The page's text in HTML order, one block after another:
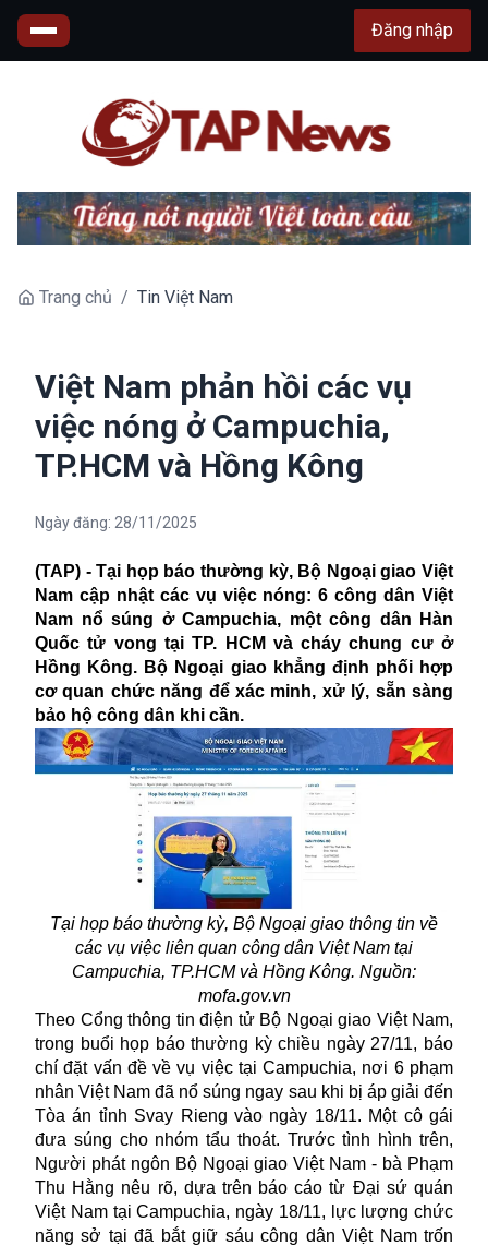
Đăng nhập
Trang chủ / Tin Việt Nam
Việt Nam phản hồi các vụ
việc nóng ở Campuchia,
TP.HCM và Hồng Kông
Ngày đăng: 28/11/2025
(TAP) - Tại họp báo thường kỳ, Bộ Ngoại giao Việt
Nam cập nhật các vụ việc nóng: 6 công dân Việt
Nam nổ súng ở Campuchia, một công dân Hàn
Quốc tử vong tại TP. HCM và cháy chung cư ở
Hồng Kông. Bộ Ngoại giao khẳng định phối hợp
cơ quan chức năng để xác minh, xử lý, sẵn sàng
bảo hộ công dân khi cần.
Tại họp báo thường kỳ, Bộ Ngoại giao thông tin về
các vụ việc liên quan công dân Việt Nam tại
Campuchia, TP.HCM và Hồng Kông. Nguồn:
mofa.gov.vn
Theo Cổng thông tin điện tử Bộ Ngoại giao Việt Nam,
trong buổi họp báo thường kỳ chiều ngày 27/11, báo
chí đặt vấn đề về vụ việc tại Campuchia, nơi 6 phạm
nhân Việt Nam đã nổ súng ngay sau khi bị áp giải đến
Tòa án tỉnh Svay Rieng vào ngày 18/11. Một cô gái
đưa súng cho nhóm tẩu thoát. Trước tình hình trên,
Người phát ngôn Bộ Ngoại giao Việt Nam - bà Phạm
Thu Hằng nêu rõ, dựa trên báo cáo từ Đại sứ quán
Việt Nam tại Campuchia, ngày 18/11, lực lượng chức
năng sở tại đã bắt giữ sáu công dân Việt Nam trốn